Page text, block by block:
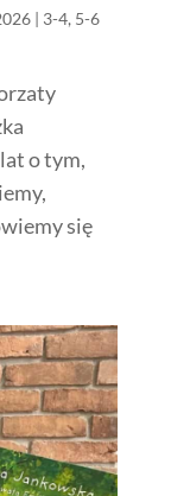
| 3-4, 5-6
o tym,
się